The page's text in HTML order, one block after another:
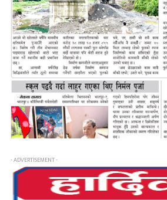
- ADVERTISEMENT -